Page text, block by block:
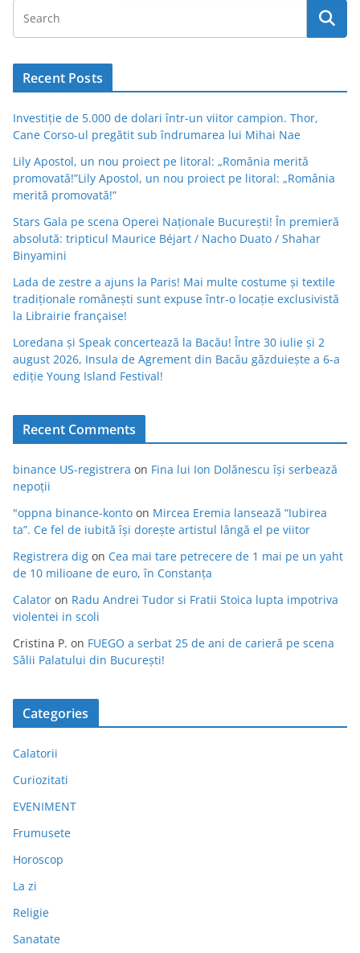
Recent Posts
Investiție de 5.000 de dolari într-un viitor campion. Thor,
Cane Corso-ul pregătit sub îndrumarea lui Mihai Nae
Lily Apostol, un nou proiect pe litoral: „România merită
promovată!”Lily Apostol, un nou proiect pe litoral: „România
merită promovată!”
Stars Gala pe scena Operei Naționale București! În premieră
absolută: tripticul Maurice Béjart / Nacho Duato / Shahar
Binyamini
Lada de zestre a ajuns la Paris! Mai multe costume și textile
tradiționale românești sunt expuse într-o locație exclusivistă
la Librairie française!
Loredana și Speak concertează la Bacău! Între 30 iulie și 2
august 2026, Insula de Agrement din Bacău găzduiește a 6-a
ediție Young Island Festival!
Recent Comments
binance US-registrera on Fina lui Ion Dolănescu își serbează
nepoții
"oppna binance-konto on Mircea Eremia lansează “Iubirea
ta”. Ce fel de iubită își dorește artistul lângă el pe viitor
Registrera dig on Cea mai tare petrecere de 1 mai pe un yaht
de 10 milioane de euro, în Constanța
Calator on Radu Andrei Tudor si Fratii Stoica lupta impotriva
violentei in scoli
Cristina P. on FUEGO a serbat 25 de ani de carieră pe scena
Sălii Palatului din București!
Categories
Calatorii
Curiozitati
EVENIMENT
Frumusete
Horoscop
La zi
Religie
Sanatate